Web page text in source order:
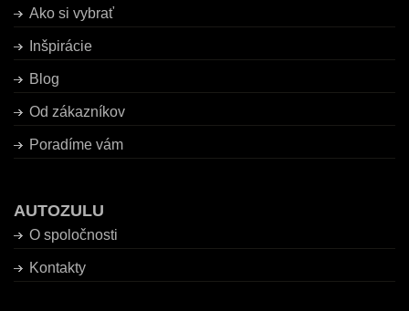
Ako si vybrať
Inšpirácie
Blog
Od zákazníkov
Poradíme vám
AUTOZULU
O spoločnosti
Kontakty